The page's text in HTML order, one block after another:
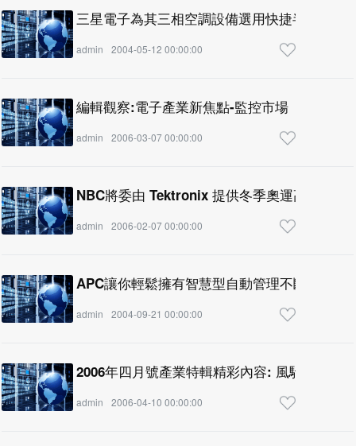
三星電子為其三相空調設備選用快捷半導體之
admin 2004-05-12 00:00:00
編輯觀察:電子產業新焦點-監控市場
admin 2006-03-07 00:00:00
NBC將委由 Tektronix 提供冬季奧運高畫質視
admin 2006-02-07 00:00:00
APC讓你輕鬆擁有智慧型自動管理不斷電系統
admin 2004-09-21 00:00:00
2006年四月號產業特輯精彩內容: 風馳電掣的
admin 2006-04-10 00:00:00